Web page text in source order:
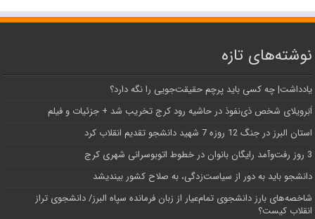
نوشته‌های تازه
یادداشت| ‌چه کسی باید پرچم حقیقت‌جویی را نگه دارد؟
اَبَر‌ویلای شخص ذی‌نفوذ در حاشیه‌ رود کرج تخریب شد + جزئیات و فیلم
استان البرز در جنگ 12 روزه 7 شهید دانشجو تقدیم انقلاب کرد
3 روز رفت‌وآمد رایگان بانوان در خطوط اتوبوسرانی شهری کرج
دانشجو باید به دور از سیاست‌زدگی، به صلاح کشور بیندیشد
شاخصه‌های بارز دانشجوی تمام‌عیار از زبان فرمانده سپاه البرز/ دانشجوی تراز
انقلاب کیست؟